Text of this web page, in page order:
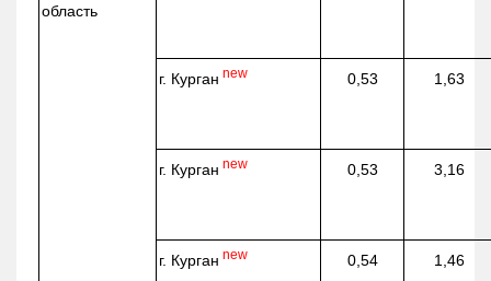
область
г. Курган new 0,53 1,63
г. Курган new 0,53 3,16
г. Курган new 0,54 1,46